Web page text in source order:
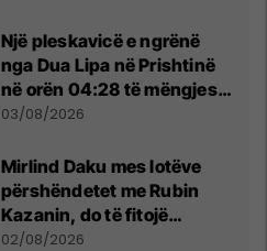
Një pleskavicë e ngrënë
nga Dua Lipa në Prishtinë
në orën 04:28 të mëngjesit
- dhe bota digjitale serbe
03/08/2026
Mirlind Daku mes lotëve
përshëndetet me Rubin
Kazanin, do të fitojë
miliona te Spartak Moska
02/08/2026